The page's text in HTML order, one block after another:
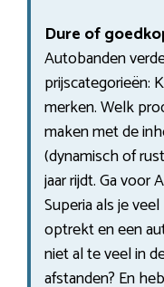
Dure of
Autobanden
prijscategorieën:
merken. Welk
maken met de
(dynamisch of
jaar rijdt. Ga voor
Superia als je
optrekt en een
niet al te veel in
afstanden? En